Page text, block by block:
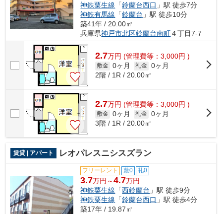
神鉄粟生線 「鈴蘭台西口 」駅 徒歩7分
神鉄有馬線 「鈴蘭台 」駅 徒歩10分
築41年 / 20.00㎡
兵庫県神戸市北区鈴蘭台南町４丁目7-7
2.7万円 (管理費等：3,000円 )
敷金 0ヶ月 礼金 0ヶ月
2階 / 1R / 20.00㎡
2.7万円 (管理費等：3,000円 )
敷金 0ヶ月 礼金 0ヶ月
3階 / 1R / 20.00㎡
賃貸 | アパート レオパレスニシスズラン
フリーレント 敷0 礼0
3.7万円～4.7万円
神鉄粟生線 「西鈴蘭台 」駅 徒歩9分
神鉄粟生線 「鈴蘭台西口 」駅 徒歩4分
築17年 / 19.87㎡